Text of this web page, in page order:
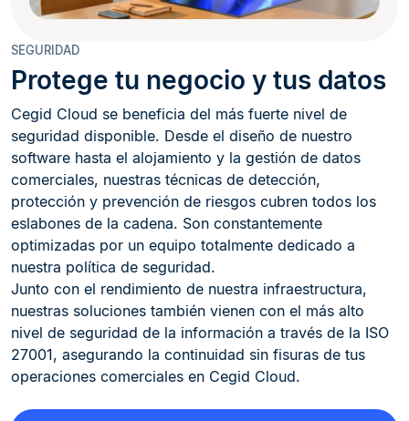
SEGURIDAD
Protege tu negocio y tus datos
Cegid Cloud se beneficia del más fuerte nivel de
seguridad disponible. Desde el diseño de nuestro
software hasta el alojamiento y la gestión de datos
comerciales, nuestras técnicas de detección,
protección y prevención de riesgos cubren todos los
eslabones de la cadena. Son constantemente
optimizadas por un equipo totalmente dedicado a
nuestra política de seguridad.
Junto con el rendimiento de nuestra infraestructura,
nuestras soluciones también vienen con el más alto
nivel de seguridad de la información a través de la ISO
27001, asegurando la continuidad sin fisuras de tus
operaciones comerciales en Cegid Cloud.